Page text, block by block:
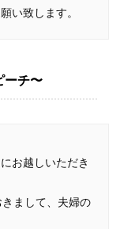
い致します。
ーチ〜
お越しいただき
まして、夫婦の